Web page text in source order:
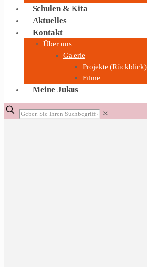
Schulen & Kita
Aktuelles
Kontakt
Über uns
Galerie
Projekte (Rückblick)
Filme
Meine Jukus
✕